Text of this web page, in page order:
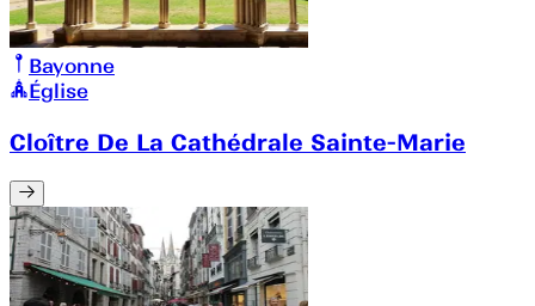
Bayonne
Église
Cloître De La Cathédrale Sainte-Marie